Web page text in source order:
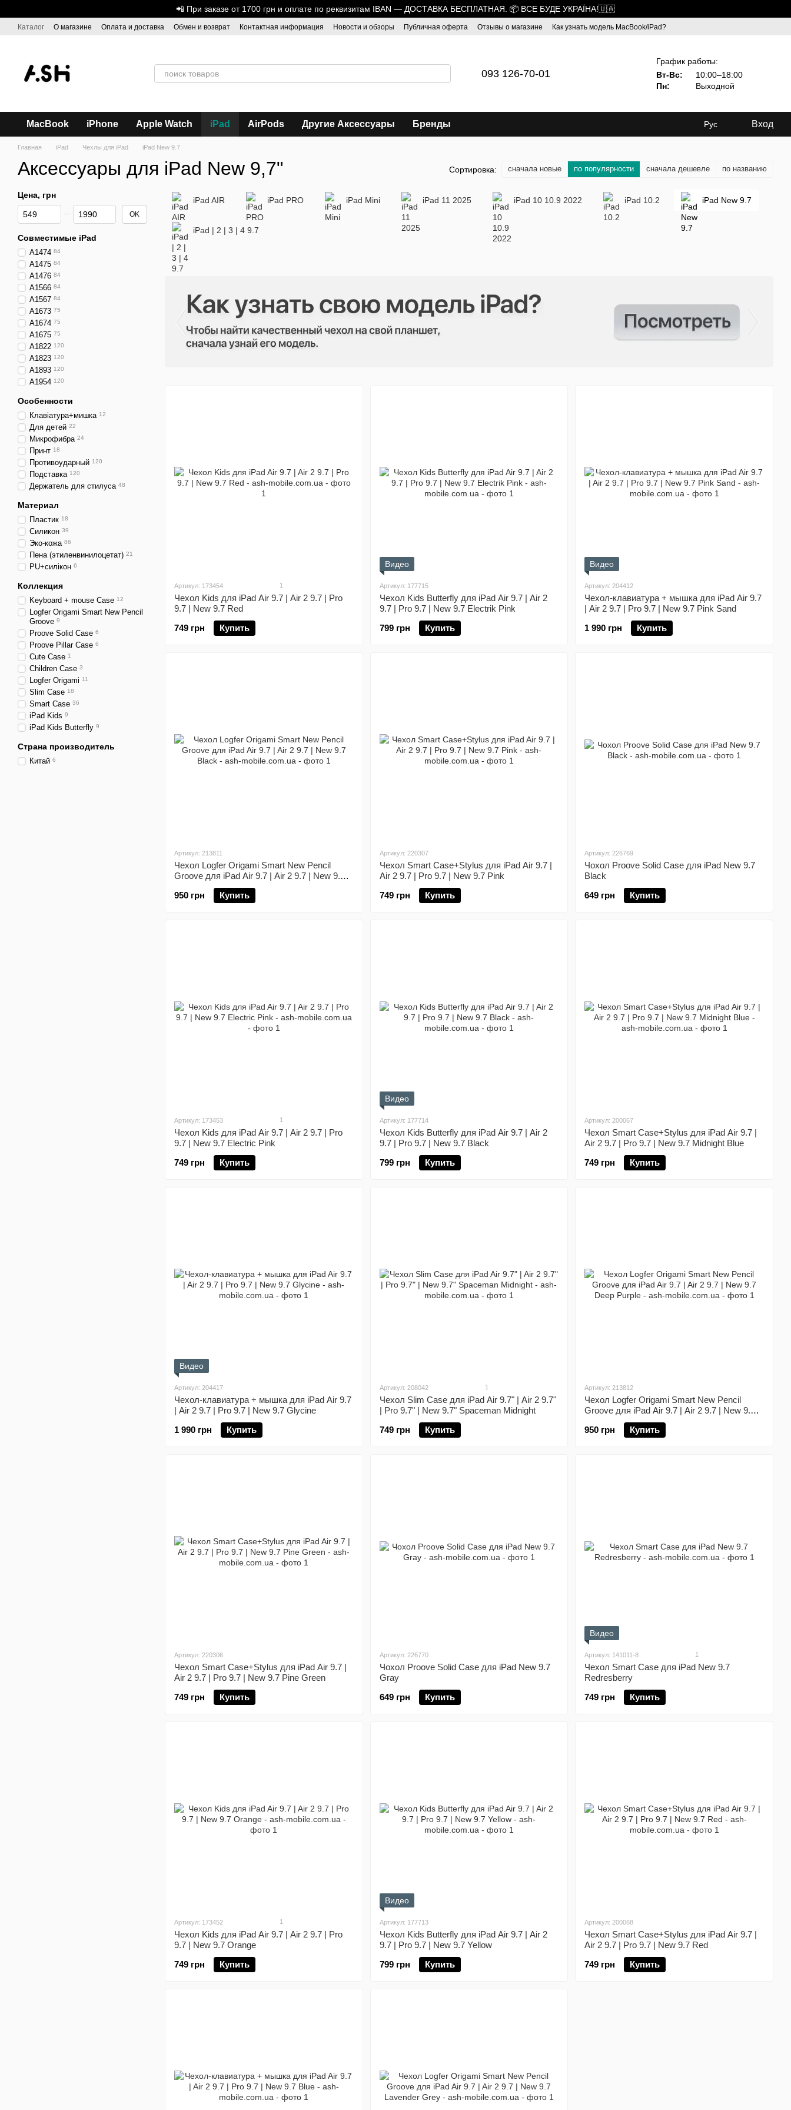
📲 При заказе от 1700 грн и оплате по реквизитам IBAN — ДОСТАВКА БЕСПЛАТНАЯ. 📦 ВСЕ БУДЕ УКРАЇНА!🇺🇦
Каталог О магазине Оплата и доставка Обмен и возврат Контактная информация Новости и обзоры Публичная оферта Отзывы о магазине
Как узнать модель MacBook/iPad?
093 126-70-01
График работы:
Вт-Вс:
10:00–18:00
Пн:
Выходной
MacBook iPhone Apple Watch iPad AirPods Другие Аксессуары Бренды Рус Вход
Главная iPad Чехлы для iPad iPad New 9.7
Аксессуары для iPad New 9,7" Сортировка: сначала новые по популярности сначала дешевле по названию
iPad AIR iPad PRO iPad Mini iPad 11 2025 iPad 10 10.9 2022 iPad 10.2 iPad New 9.7
iPad | 2 | 3 | 4 9.7
Артикул: 173454 1
Чехол Kids для iPad Air 9.7 | Air 2 9.7 | Pro
9.7 | New 9.7 Red
749 грн
Купить
Видео
Артикул: 177715
Чехол Kids Butterfly для iPad Air 9.7 | Air 2
9.7 | Pro 9.7 | New 9.7 Electrik Pink
799 грн
Купить
Видео
Артикул: 204412
Чехол-клавиатура + мышка для iPad Air 9.7
| Air 2 9.7 | Pro 9.7 | New 9.7 Pink Sand
1 990 грн
Купить
Артикул: 213811
Чехол Logfer Origami Smart New Pencil
Groove для iPad Air 9.7 | Air 2 9.7 | New 9.7
950 грн
Купить
Артикул: 220307
Чехол Smart Case+Stylus для iPad Air 9.7 |
Air 2 9.7 | Pro 9.7 | New 9.7 Pink
749 грн
Купить
Артикул: 226769
Чохол Proove Solid Case для iPad New 9.7
Black
649 грн
Купить
Артикул: 173453 1
Чехол Kids для iPad Air 9.7 | Air 2 9.7 | Pro
9.7 | New 9.7 Electric Pink
749 грн
Купить
Видео
Артикул: 177714
Чехол Kids Butterfly для iPad Air 9.7 | Air 2
9.7 | Pro 9.7 | New 9.7 Black
799 грн
Купить
Артикул: 200067
Чехол Smart Case+Stylus для iPad Air 9.7 |
Air 2 9.7 | Pro 9.7 | New 9.7 Midnight Blue
749 грн
Купить
Видео
Артикул: 204417
Чехол-клавиатура + мышка для iPad Air 9.7
| Air 2 9.7 | Pro 9.7 | New 9.7 Glycine
1 990 грн
Купить
Артикул: 208042 1
Чехол Slim Case для iPad Air 9.7" | Air 2 9.7"
| Pro 9.7" | New 9.7" Spaceman Midnight
749 грн
Купить
Артикул: 213812
Чехол Logfer Origami Smart New Pencil
Groove для iPad Air 9.7 | Air 2 9.7 | New 9.7
Deep Purple
950 грн
Купить
Артикул: 220306
Чехол Smart Case+Stylus для iPad Air 9.7 |
Air 2 9.7 | Pro 9.7 | New 9.7 Pine Green
749 грн
Купить
Артикул: 226770
Чохол Proove Solid Case для iPad New 9.7
Gray
649 грн
Купить
Видео
Артикул: 141011-8 1
Чехол Smart Case для iPad New 9.7
Redresberry
749 грн
Купить
Артикул: 173452 1
Чехол Kids для iPad Air 9.7 | Air 2 9.7 | Pro
9.7 | New 9.7 Orange
749 грн
Купить
Видео
Артикул: 177713
Чехол Kids Butterfly для iPad Air 9.7 | Air 2
9.7 | Pro 9.7 | New 9.7 Yellow
799 грн
Купить
Артикул: 200068
Чехол Smart Case+Stylus для iPad Air 9.7 |
Air 2 9.7 | Pro 9.7 | New 9.7 Red
749 грн
Купить
Цена, грн
От Цена, грн
До Цена, грн OK
Совместимые iPad
A1474 84
A1475 84
A1476 84
A1566 84
A1567 84
A1673 75
A1674 75
A1675 75
A1822 120
A1823 120
A1893 120
A1954 120
Особенности
Клавіатура+мишка 12
Для детей 22
Микрофибра 24
Принт 18
Противоударный 120
Подставка 120
Держатель для стилуса 48
Материал
Пластик 18
Силикон 39
Эко-кожа 86
Пена (этиленвинилоцетат) 21
PU+силікон 6
Коллекция
Keyboard + mouse Case 12
Logfer Origami Smart New Pencil
Groove 9
Proove Solid Case 6
Proove Pillar Case 6
Cute Case 1
Children Case 3
Logfer Origami 11
Slim Case 18
Smart Case 36
iPad Kids 9
iPad Kids Butterfly 9
Страна производитель
Китай 6